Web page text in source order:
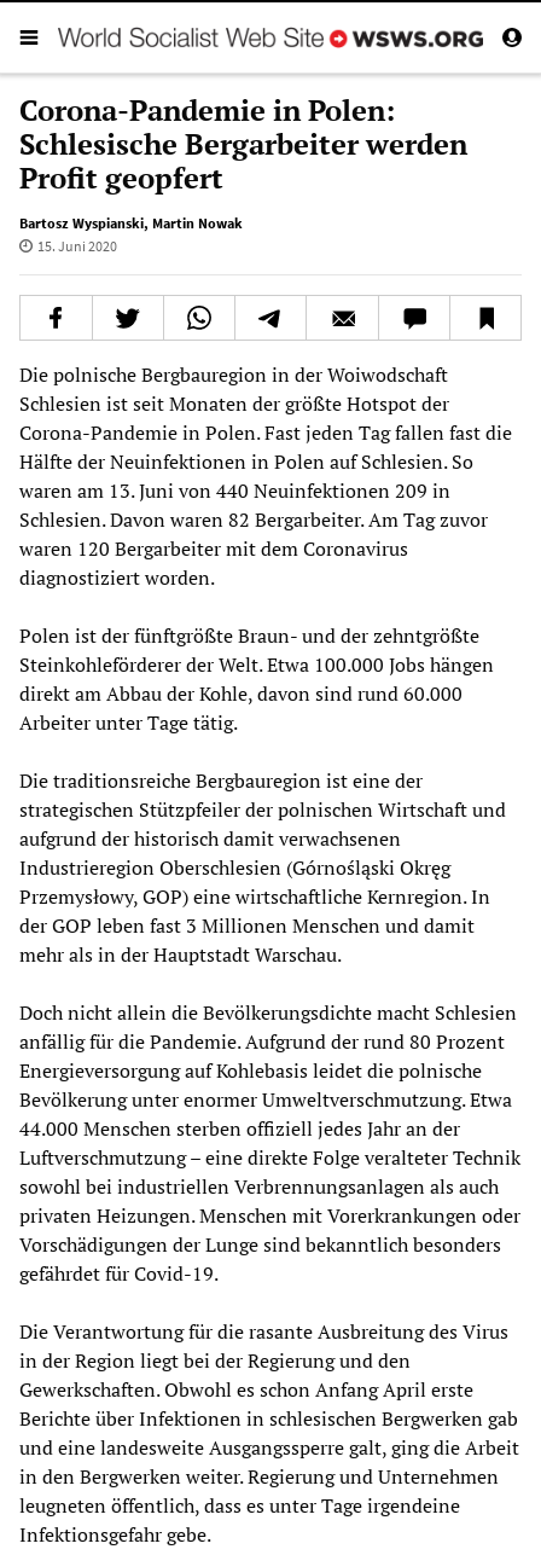
Corona-Pandemie in Polen:
Schlesische Bergarbeiter werden
Profit geopfert
Bartosz Wyspianski, Martin Nowak
15. Juni 2020
Die polnische Bergbauregion in der Woiwodschaft
Schlesien ist seit Monaten der größte Hotspot der
Corona-Pandemie in Polen. Fast jeden Tag fallen fast die
Hälfte der Neuinfektionen in Polen auf Schlesien. So
waren am 13. Juni von 440 Neuinfektionen 209 in
Schlesien. Davon waren 82 Bergarbeiter. Am Tag zuvor
waren 120 Bergarbeiter mit dem Coronavirus
diagnostiziert worden.
Polen ist der fünftgrößte Braun- und der zehntgrößte
Steinkohleförderer der Welt. Etwa 100.000 Jobs hängen
direkt am Abbau der Kohle, davon sind rund 60.000
Arbeiter unter Tage tätig.
Die traditionsreiche Bergbauregion ist eine der
strategischen Stützpfeiler der polnischen Wirtschaft und
aufgrund der historisch damit verwachsenen
Industrieregion Oberschlesien (Górnośląski Okręg
Przemysłowy, GOP) eine wirtschaftliche Kernregion. In
der GOP leben fast 3 Millionen Menschen und damit
mehr als in der Hauptstadt Warschau.
Doch nicht allein die Bevölkerungsdichte macht Schlesien
anfällig für die Pandemie. Aufgrund der rund 80 Prozent
Energieversorgung auf Kohlebasis leidet die polnische
Bevölkerung unter enormer Umweltverschmutzung. Etwa
44.000 Menschen sterben offiziell jedes Jahr an der
Luftverschmutzung – eine direkte Folge veralteter Technik
sowohl bei industriellen Verbrennungsanlagen als auch
privaten Heizungen. Menschen mit Vorerkrankungen oder
Vorschädigungen der Lunge sind bekanntlich besonders
gefährdet für Covid-19.
Die Verantwortung für die rasante Ausbreitung des Virus
in der Region liegt bei der Regierung und den
Gewerkschaften. Obwohl es schon Anfang April erste
Berichte über Infektionen in schlesischen Bergwerken gab
und eine landesweite Ausgangssperre galt, ging die Arbeit
in den Bergwerken weiter. Regierung und Unternehmen
leugneten öffentlich, dass es unter Tage irgendeine
Infektionsgefahr gebe.